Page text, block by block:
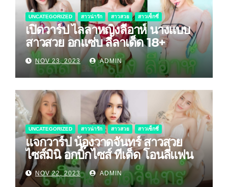
UNCATEGORIZED สาวน่ารัก สาวสวย สาวเซ็กซี่
เปิดวาร์ป ไลลาหญิงลีอาห์ นางแบบ
สาวสวย อกแซ่บ ลีลาเด็ด 18+
NOV 23, 2023 ADMIN
UNCATEGORIZED สาวน่ารัก สาวสวย สาวเซ็กซี่
แจกวาร์ป น้องวาดจันทร์ สาวสวย
ไซส์มินิ อกบิ๊กไซส์ ทีเด็ด โอนลี่แฟน
NOV 22, 2023 ADMIN